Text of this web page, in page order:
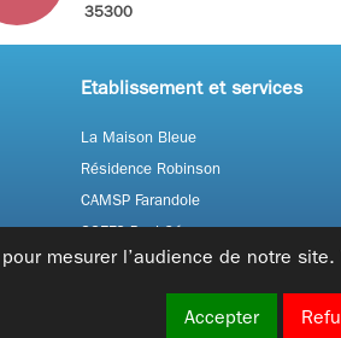
35300
Etablissement et services
La Maison Bleue
Résidence Robinson
CAMSP Farandole
IES Paul Cézanne
mesurer l’audience de notre
Accepter